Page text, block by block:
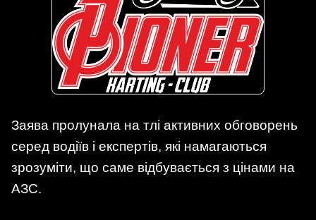
Заява пролунала на тлі активних обговорень
серед водіїв і експертів, які намагаються
зрозуміти, що саме відбувається з цінами на
АЗС.